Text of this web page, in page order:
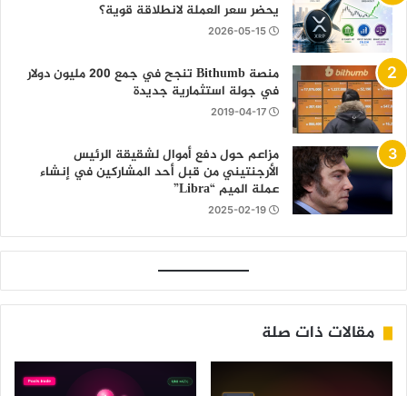
يحضر سعر العملة لانطلاقة قوية؟
2026-05-15
منصة Bithumb تنجح في جمع 200 مليون دولار
في جولة استثمارية جديدة
2019-04-17
مزاعم حول دفع أموال لشقيقة الرئيس
الأرجنتيني من قبل أحد المشاركين في إنشاء
عملة الميم “Libra”
2025-02-19
مقالات ذات صلة